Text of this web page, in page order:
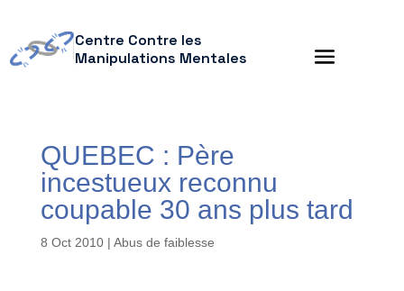
Centre Contre les
Manipulations Mentales
QUEBEC : Père
incestueux reconnu
coupable 30 ans plus tard
8 Oct 2010| Abus de faiblesse